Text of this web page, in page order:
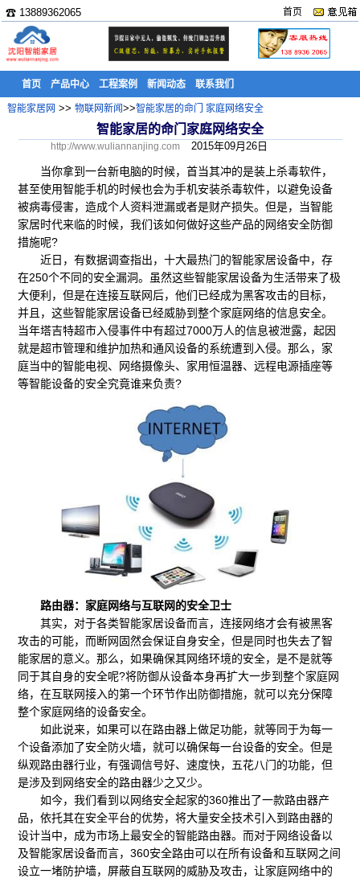
☎ 13889362065 首页
首页 产品中心 工程案例 新闻动态 联系我们
智能家居网 >> 物联网新闻>>智能家居的命门 家庭网络安全
智能家居的命门家庭网络安全
http://www.wuliannanjing.com 2015年09月26日
当你拿到一台新电脑的时候，首当其冲的是装上杀毒软件，
甚至使用智能手机的时候也会为手机安装杀毒软件，以避免设备
被病毒侵害，造成个人资料泄漏或者是财产损失。但是，当智能
家居时代来临的时候，我们该如何做好这些产品的网络安全防御
措施呢?
近日，有数据调查指出，十大最热门的智能家居设备中，存
在250个不同的安全漏洞。虽然这些智能家居设备为生活带来了极
大便利，但是在连接互联网后，他们已经成为黑客攻击的目标，
并且，这些智能家居设备已经威胁到整个家庭网络的信息安全。
当年塔吉特超市入侵事件中有超过7000万人的信息被泄露，起因
就是超市管理和维护加热和通风设备的系统遭到入侵。那么，家
庭当中的智能电视、网络摄像头、家用恒温器、远程电源插座等
等智能设备的安全究竟谁来负责?
路由器：家庭网络与互联网的安全卫士
其实，对于各类智能家居设备而言，连接网络才会有被黑客
攻击的可能，而断网固然会保证自身安全，但是同时也失去了智
能家居的意义。那么，如果确保其网络环境的安全，是不是就等
同于其自身的安全呢?将防御从设备本身再扩大一步到整个家庭网
络，在互联网接入的第一个环节作出防御措施，就可以充分保障
整个家庭网络的设备安全。
如此说来，如果可以在路由器上做足功能，就等同于为每一
个设备添加了安全防火墙，就可以确保每一台设备的安全。但是
纵观路由器行业，有强调信号好、速度快，五花八门的功能，但
是涉及到网络安全的路由器少之又少。
如今，我们看到以网络安全起家的360推出了一款路由器产
品，依托其在安全平台的优势，将大量安全技术引入到路由器的
设计当中，成为市场上最安全的智能路由器。而对于网络设备以
及智能家居设备而言，360安全路由可以在所有设备和互联网之间
设立一堵防护墙，屏蔽自互联网的威胁及攻击，让家庭网络中的